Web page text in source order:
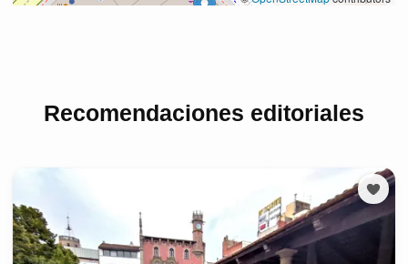
Recomendaciones editoriales